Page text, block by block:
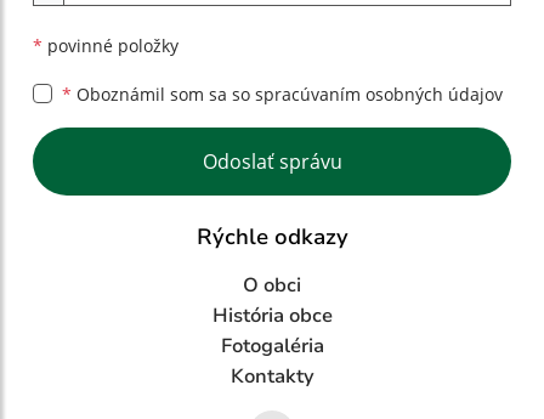
* povinné položky
* Oboznámil som sa so spracúvaním osobných údajov
Google reCaptcha Response
Odoslať správu
Rýchle odkazy
O obci
História obce
Fotogaléria
Kontakty